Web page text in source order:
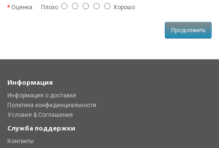
Оценка: Плохо Хорошо
Продолжить
Информация
Информация о доставке
Политика конфиденциальности
Условия & Соглашения
Служба поддержки
Контакты